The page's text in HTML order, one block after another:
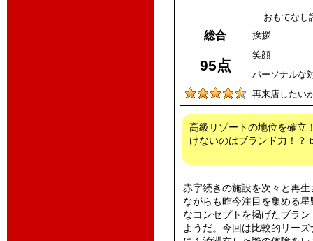
おもてなし
総合 挨拶
95点
笑顔
パーソナルな
再来店したい
高級リゾートの地位を確立
けないのはブランド力！？
赤字続きの施設を次々と再
ながらも昨今注目を集める
なコンセプトを掲げたブラ
ようだ。今回は比較的リー